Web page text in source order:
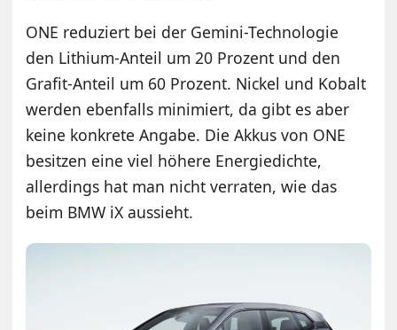
ONE reduziert bei der Gemini-Technologie
den Lithium-Anteil um 20 Prozent und den
Grafit-Anteil um 60 Prozent. Nickel und Kobalt
werden ebenfalls minimiert, da gibt es aber
keine konkrete Angabe. Die Akkus von ONE
besitzen eine viel höhere Energiedichte,
allerdings hat man nicht verraten, wie das
beim BMW iX aussieht.